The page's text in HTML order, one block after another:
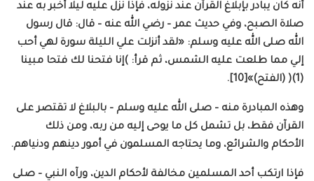
أنه كان يبادر بإبلاغ القرآن عند نزوله، فإذا نزل عليه ليلا أخبر به عند
صلاة الصبح، وفي حديث عمر – رضي الله عنه – قال: قال رسول
الله صلى الله عليه وسلم: «لقد أنزلت علي الليلة سورة لهي أحب
إلي مما طلعت عليه الشمس، ثم قرأ: )إنا فتحنا لك فتحا مبينا
(1)( (الفتح)»[10].
وهذه المبادرة منه – صلى الله عليه وسلم – بالبلاغ لا تقتصر على
القرآن فقط، بل تشمل كل ما يوحى إليه من ربه، ومن ذلك
الأحكام والشرائع، وما يحتاجه المسلمون في أمور دينهم ودنياهم.
فإذا ارتكب أحد المسلمين مخالفة لأحكام الدين، ورآه النبي – صلى